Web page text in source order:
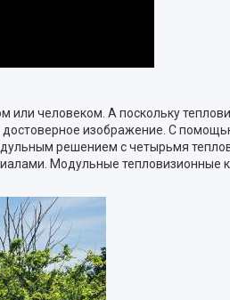
или человеком. А поскольку
изображение. С
решением с четырьмя
Модульные тепловизионные